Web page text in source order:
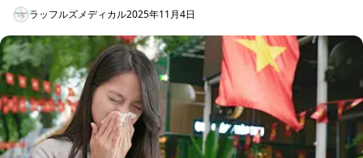
あります。また、12月から4月の乾季は気温が高くなり、ストリー
トフード...
ラッフルズメディカル2025年11月4日